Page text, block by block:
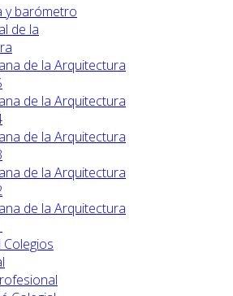
y barómetro
de la
de la Arquitectura
de la Arquitectura
de la Arquitectura
de la Arquitectura
de la Arquitectura